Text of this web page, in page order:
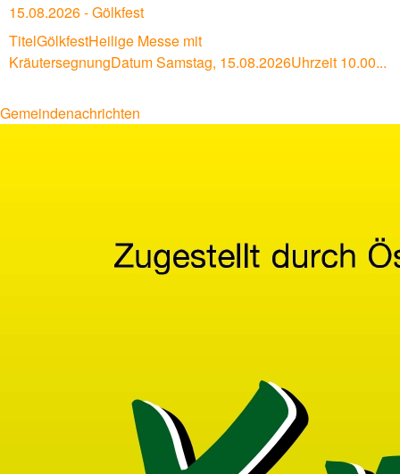
15.08.2026 - Gölkfest
TitelGölkfestHeilige Messe mit
KräutersegnungDatum Samstag, 15.08.2026Uhrzeit 10.00...
Gemeindenachrichten